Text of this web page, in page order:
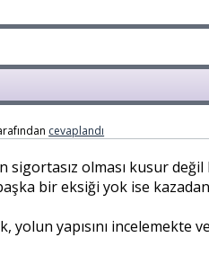
cevaplandı
sigortasız olması kusur
bir eksiği yok ise
yolun yapısını incelemekte